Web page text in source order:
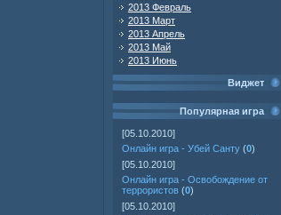
2013 Февраль
2013 Март
2013 Апрель
2013 Май
2013 Июнь
Виджет
Популярная игра
[05.10.2010]
Онлайн игра - Убей Санту (0)
[05.10.2010]
Онлайн игра - Освобождение от
террористов (0)
[05.10.2010]